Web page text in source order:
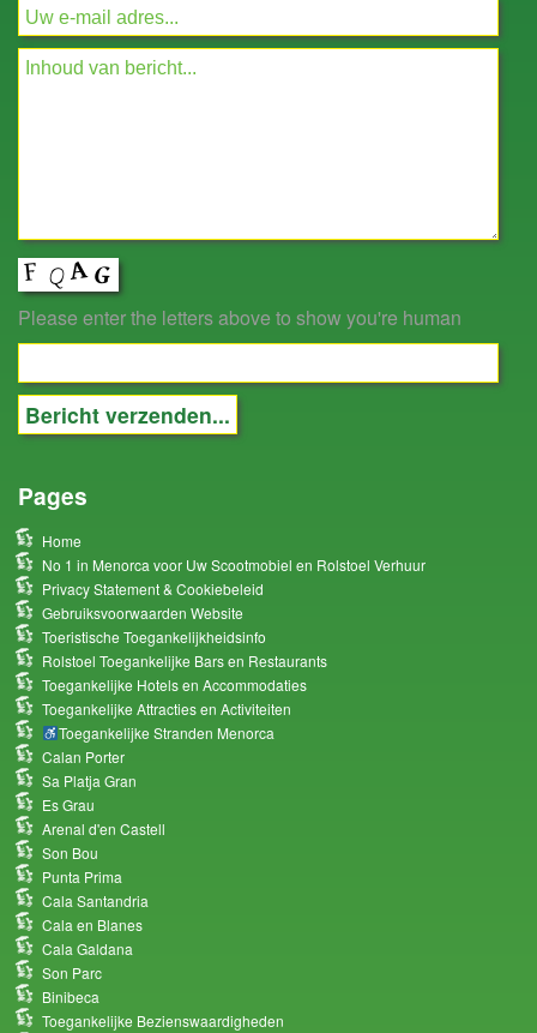
Please enter the letters above to show you're human
Pages
Home
No 1 in Menorca voor Uw Scootmobiel en Rolstoel Verhuur
Privacy Statement & Cookiebeleid
Gebruiksvoorwaarden Website
Toeristische Toegankelijkheidsinfo
Rolstoel Toegankelijke Bars en Restaurants
Toegankelijke Hotels en Accommodaties
Toegankelijke Attracties en Activiteiten
Toegankelijke Stranden Menorca
Calan Porter
Sa Platja Gran
Es Grau
Arenal d'en Castell
Son Bou
Punta Prima
Cala Santandria
Cala en Blanes
Cala Galdana
Son Parc
Binibeca
Toegankelijke Bezienswaardigheden